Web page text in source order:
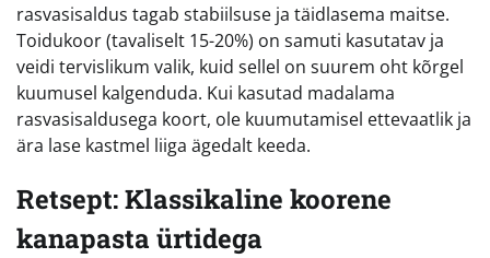
rasvasisaldus tagab stabiilsuse ja täidlasema maitse.
Toidukoor (tavaliselt 15-20%) on samuti kasutatav ja
veidi tervislikum valik, kuid sellel on suurem oht kõrgel
kuumusel kalgenduda. Kui kasutad madalama
rasvasisaldusega koort, ole kuumutamisel ettevaatlik ja
ära lase kastmel liiga ägedalt keeda.
Retsept: Klassikaline koorene
kanapasta ürtidega